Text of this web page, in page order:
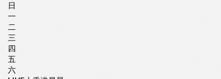
日
一
二
三
四
五
六